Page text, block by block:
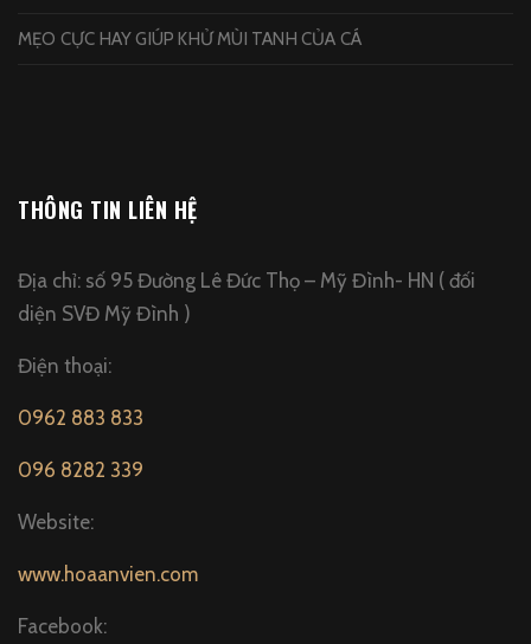
MẸO CỰC HAY GIÚP KHỬ MÙI TANH CỦA CÁ
THÔNG TIN LIÊN HỆ
Địa chỉ: số 95 Đường Lê Đức Thọ – Mỹ Đình- HN ( đối
diện SVĐ Mỹ Đình )
Điện thoại:
0962 883 833
096 8282 339
Website:
www.hoaanvien.com
Facebook: